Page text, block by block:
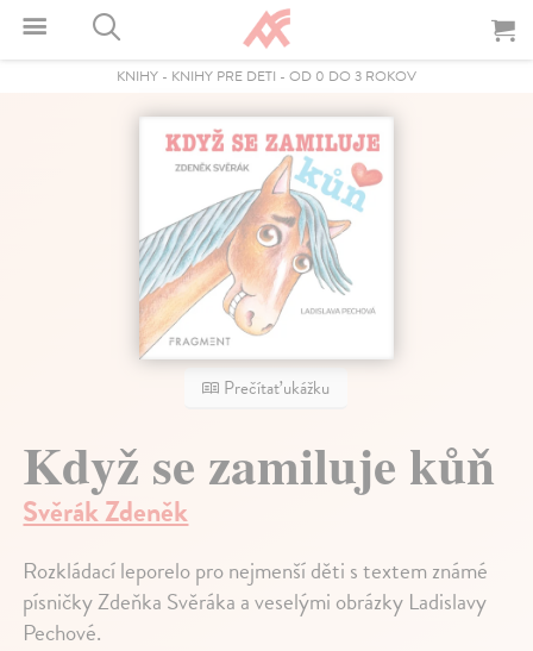
KNIHY - KNIHY PRE DETI - OD 0 DO 3 ROKOV
Prečítať ukážku
Když se zamiluje kůň
Svěrák Zdeněk
Rozkládací leporelo pro nejmenší děti s textem známé
písničky Zdeňka Svěráka a veselými obrázky Ladislavy
Pechové.